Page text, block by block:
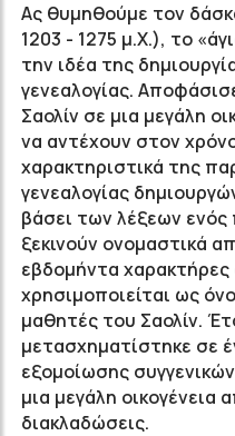
Ας θυμηθούμε τον
1203 - 1275 μ.Χ.), το
την ιδέα της
γενεαλογίας.
Σαολίν σε μια μεγάλη
να αντέχουν στον
χαρακτηριστικά της
γενεαλογίας
βάσει των λέξεων ενός
ξεκινούν ονομαστικά
εβδομήντα
χρησιμοποιείται ως
μαθητές του Σαολίν.
μετασχηματίστηκε σε
εξομοίωσης
μια μεγάλη
διακλαδώσεις.